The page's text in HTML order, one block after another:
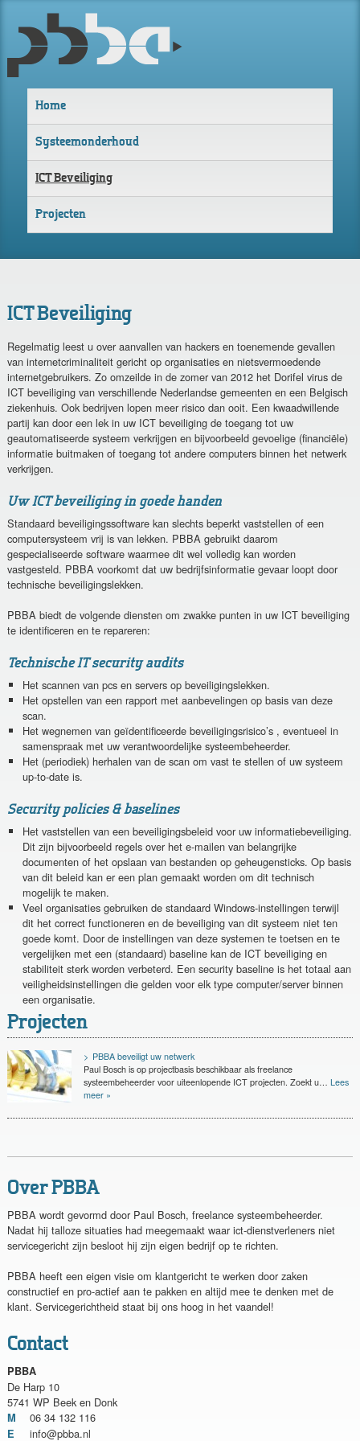
Home
Systeemonderhoud
ICT Beveiliging
Projecten
ICT Beveiliging
Regelmatig leest u over aanvallen van hackers en toenemende gevallen
van internetcriminaliteit gericht op organisaties en nietsvermoedende
internetgebruikers. Zo omzeilde in de zomer van 2012 het Dorifel virus de
ICT beveiliging van verschillende Nederlandse gemeenten en een Belgisch
ziekenhuis. Ook bedrijven lopen meer risico dan ooit. Een kwaadwillende
partij kan door een lek in uw ICT beveiliging de toegang tot uw
geautomatiseerde systeem verkrijgen en bijvoorbeeld gevoelige (financiële)
informatie buitmaken of toegang tot andere computers binnen het netwerk
verkrijgen.
Uw ICT beveiliging in goede handen
Standaard beveiligingssoftware kan slechts beperkt vaststellen of een
computersysteem vrij is van lekken. PBBA gebruikt daarom
gespecialiseerde software waarmee dit wel volledig kan worden
vastgesteld. PBBA voorkomt dat uw bedrijfsinformatie gevaar loopt door
technische beveiligingslekken.
PBBA biedt de volgende diensten om zwakke punten in uw ICT beveiliging
te identificeren en te repareren:
Technische IT security audits
Het scannen van pcs en servers op beveiligingslekken.
Het opstellen van een rapport met aanbevelingen op basis van deze
scan.
Het wegnemen van geïdentificeerde beveiligingsrisico’s , eventueel in
samenspraak met uw verantwoordelijke systeembeheerder.
Het (periodiek) herhalen van de scan om vast te stellen of uw systeem
up-to-date is.
Security policies & baselines
Het vaststellen van een beveiligingsbeleid voor uw informatiebeveiliging.
Dit zijn bijvoorbeeld regels over het e-mailen van belangrijke
documenten of het opslaan van bestanden op geheugensticks. Op basis
van dit beleid kan er een plan gemaakt worden om dit technisch
mogelijk te maken.
Veel organisaties gebruiken de standaard Windows-instellingen terwijl
dit het correct functioneren en de beveiliging van dit systeem niet ten
goede komt. Door de instellingen van deze systemen te toetsen en te
vergelijken met een (standaard) baseline kan de ICT beveiliging en
stabiliteit sterk worden verbeterd. Een security baseline is het totaal aan
veiligheidsinstellingen die gelden voor elk type computer/server binnen
een organisatie.
Projecten
PBBA beveiligt uw netwerk
Paul Bosch is op projectbasis beschikbaar als freelance
systeembeheerder voor uiteenlopende ICT projecten. Zoekt u… Lees
meer »
Over PBBA
PBBA wordt gevormd door Paul Bosch, freelance systeembeheerder.
Nadat hij talloze situaties had meegemaakt waar ict-dienstverleners niet
servicegericht zijn besloot hij zijn eigen bedrijf op te richten.
PBBA heeft een eigen visie om klantgericht te werken door zaken
constructief en pro-actief aan te pakken en altijd mee te denken met de
klant. Servicegerichtheid staat bij ons hoog in het vaandel!
Contact
PBBA
De Harp 10
5741 WP Beek en Donk
M 06 34 132 116
E info@pbba.nl